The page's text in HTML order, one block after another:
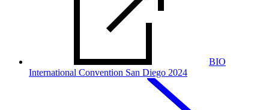
BIO
International Convention San Diego 2024